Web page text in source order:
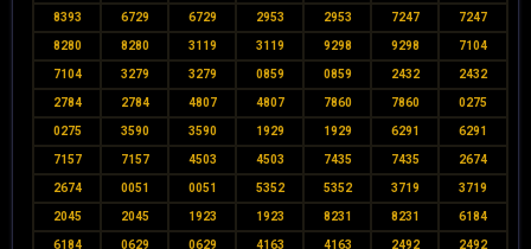
8393 6729 6729 2953 2953 7247 7247
8280 8280 3119 3119 9298 9298 7104
7104 3279 3279 0859 0859 2432 2432
2784 2784 4807 4807 7860 7860 0275
0275 3590 3590 1929 1929 6291 6291
7157 7157 4503 4503 7435 7435 2674
2674 0051 0051 5352 5352 3719 3719
2045 2045 1923 1923 8231 8231 6184
6184 0629 0629 4163 4163 2492 2492